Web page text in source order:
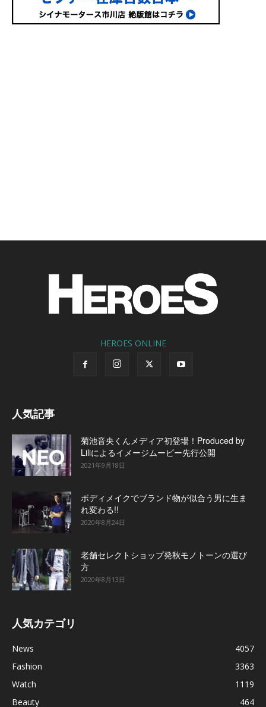
HEROES ONLINE
人気記事
菊池音央くんメディア初登場！Produced by
Liliによるイメージムービー先行公開
2021年9月18日
ボディメイクでブランド物が似合う男に生ま
れ変わる!!
2020年8月24日
老舗セレクトショップ発秋モノトーンの選び
方
2020年8月13日
人気カテゴリ
News
4057
Fashion
3363
Watch
1119
Beauty
464